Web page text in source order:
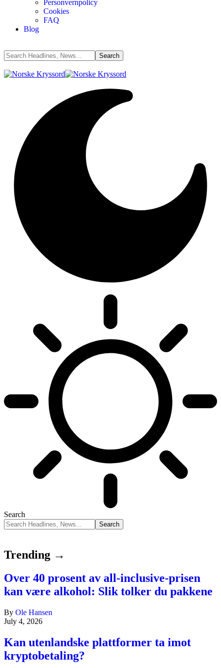
Personvernpolicy
Cookies
FAQ
Blog
Search
Trending →
Over 40 prosent av all-inclusive-prisen
kan være alkohol: Slik tolker du pakkene
By Ole Hansen
July 4, 2026
Kan utenlandske plattformer ta imot
kryptobetaling?